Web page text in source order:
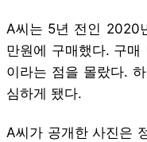
A씨는 5년 전인 2020
만원에 구매했다. 구
이라는 점을 몰랐다.
심하게 됐다.
A씨가 공개한 사진은